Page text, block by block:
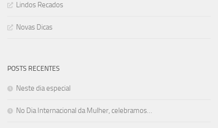
Lindos Recados
Novas Dicas
POSTS RECENTES
Neste dia especial
No Dia Internacional da Mulher, celebramos…